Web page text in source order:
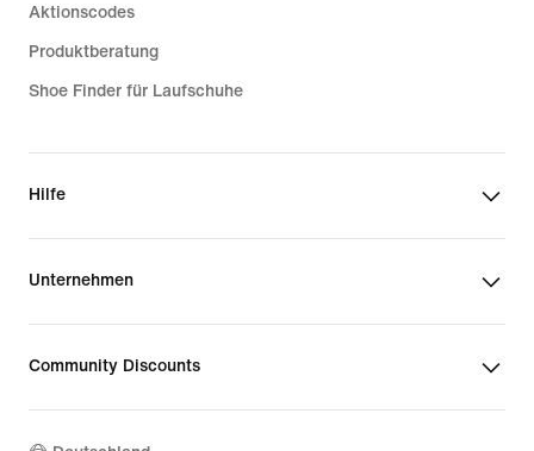
Aktionscodes
Produktberatung
Shoe Finder für Laufschuhe
Hilfe
Unternehmen
Community Discounts